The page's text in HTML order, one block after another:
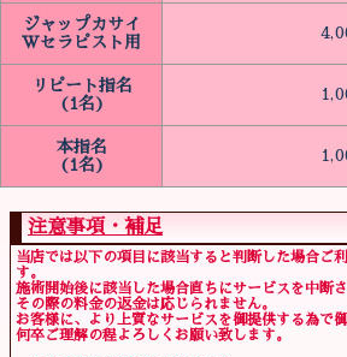
ジャップカサイ
Wセラピスト用
リピート指名
(1名)
本指名
(1名)
注意事項・補足
当店では以下の項目に該当すると判断した場合ご
す。
施術開始後に該当した場合直ちにサービスを中断さ
その際の料金の返金は応じられません。
お客様に、より上質なサービスを御提供する為で御
何卒ご理解の程よろしくお願い致します。